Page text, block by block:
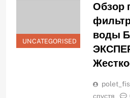
UNCATEGORISED
Обзор
воды
спустя